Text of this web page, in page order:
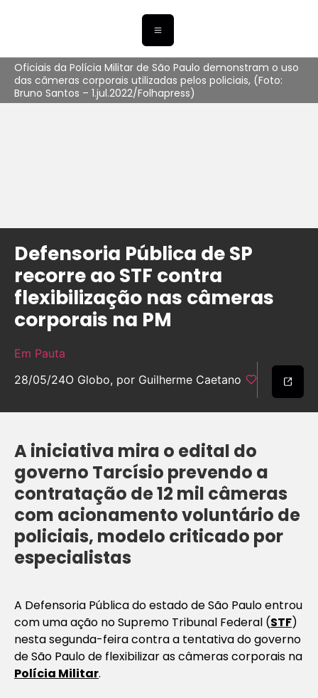
Oficiais da Polícia Militar de São Paulo demonstram o uso
das câmeras corporais utilizadas pelos policiais, (Foto:
Bruno Santos – 1.jul.2022/Folhapress)
Defensoria Pública de SP
recorre ao STF contra
flexibilização nas câmeras
corporais na PM
Em Pauta
28/05/24O Globo, por Guilherme Caetano
A iniciativa mira o edital do
governo Tarcísio prevendo a
contratação de 12 mil câmeras
com acionamento voluntário de
policiais, modelo criticado por
especialistas
A Defensoria Pública do estado de São Paulo entrou
com uma ação no Supremo Tribunal Federal (STF)
nesta segunda-feira contra a tentativa do governo
de São Paulo de flexibilizar as câmeras corporais na
Polícia Militar.